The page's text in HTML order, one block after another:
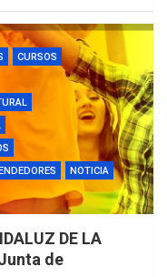
CURSOS
NOTICIA
DE LA
de